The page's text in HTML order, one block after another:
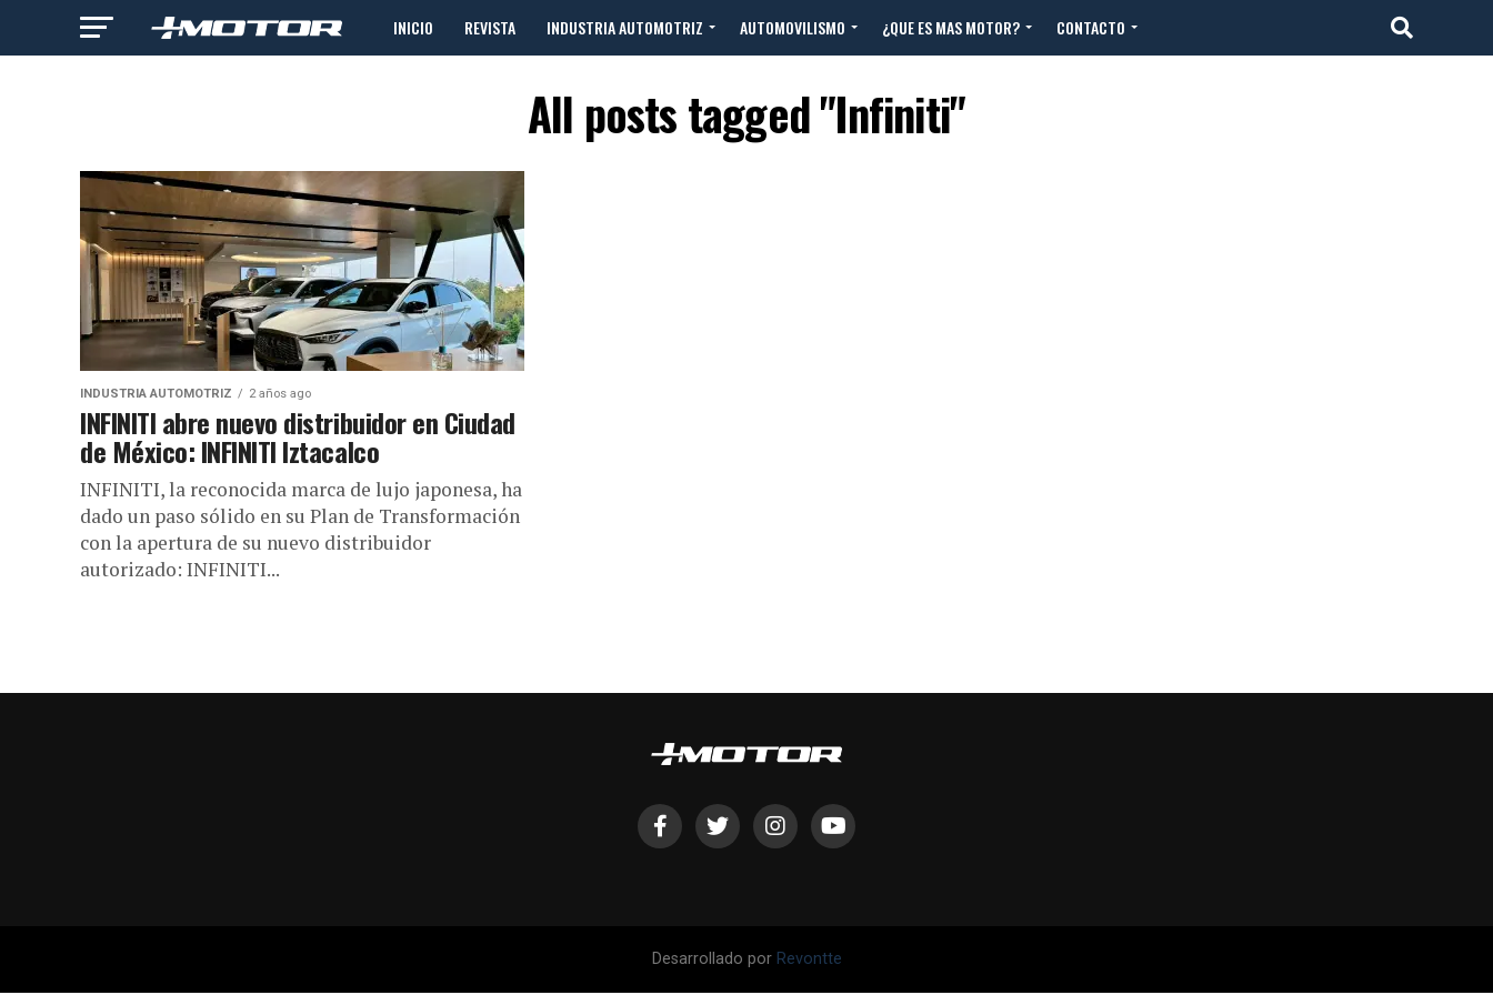
INICIO REVISTA INDUSTRIA AUTOMOTRIZ AUTOMOVILISMO ¿QUE ES MAS MOTOR? CONTACTO
All posts tagged "Infiniti"
INDUSTRIA AUTOMOTRIZ 2 años ago
INFINITI abre nuevo distribuidor en Ciudad
de México: INFINITI Iztacalco
INFINITI, la reconocida marca de lujo japonesa, ha
dado un paso sólido en su Plan de Transformación
con la apertura de su nuevo distribuidor
autorizado: INFINITI...
Desarrollado por Revontte